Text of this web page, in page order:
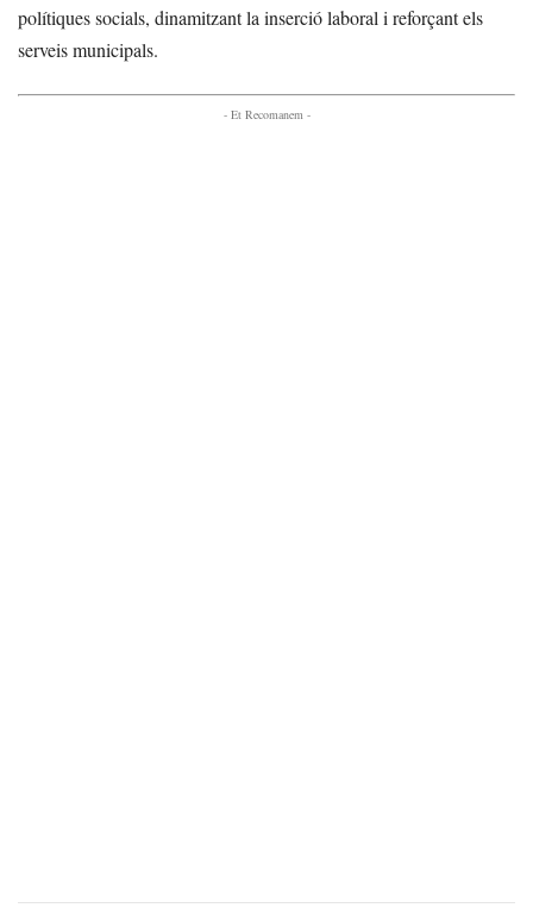
polítiques socials, dinamitzant la inserció laboral i reforçant els
serveis municipals.
- Et Recomanem -